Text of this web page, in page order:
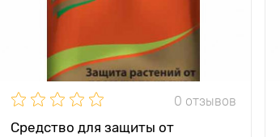
0 отзывов
Средство для защиты от